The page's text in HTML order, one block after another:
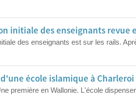
initiale des enseignants revue
des enseignants est sur les rails.
école islamique à Charleroi
première en Wallonie. L'école